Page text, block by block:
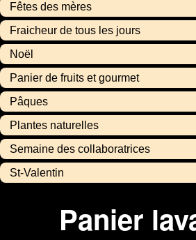
Fêtes des mères
Fraicheur de tous les jours
Noël
Panier de fruits et gourmet
Pâques
Plantes naturelles
Semaine des collaboratrices
St-Valentin
Panier